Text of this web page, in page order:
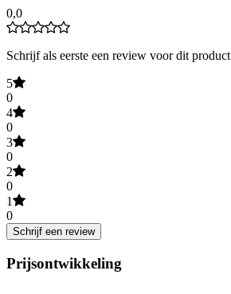
0,0
Schrijf als eerste een review voor dit product
5
0
4
0
3
0
2
0
1
0
Schrijf een review
Prijsontwikkeling